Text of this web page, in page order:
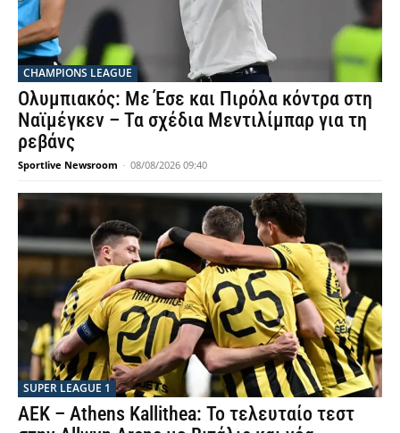
CHAMPIONS LEAGUE
Ολυμπιακός: Με Έσε και Πιρόλα κόντρα στη
Ναϊμέγκεν – Τα σχέδια Μεντιλίμπαρ για τη
ρεβάνς
Sportlive Newsroom - 08/08/2026 09:40
SUPER LEAGUE 1
ΑΕΚ – Athens Kallithea: Το τελευταίο τεστ